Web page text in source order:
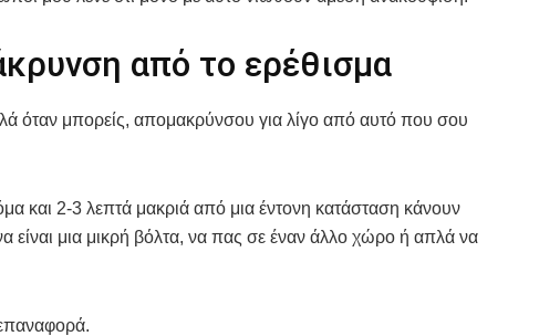
από το ερέθισμα
όταν μπορείς, απομακρύνσου για λίγο από αυτό που σου
και 2-3 λεπτά μακριά από μια έντονη κατάσταση κάνουν
είναι μια μικρή βόλτα, να πας σε έναν άλλο χώρο ή απλά να